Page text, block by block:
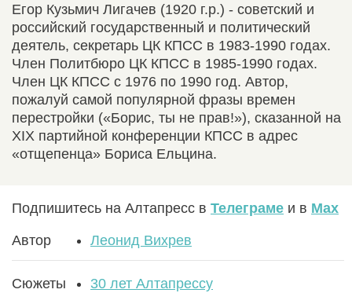
Егор Кузьмич Лигачев (1920 г.р.) - советский и
российский государственный и политический
деятель, секретарь ЦК КПСС в 1983-1990 годах.
Член Политбюро ЦК КПСС в 1985-1990 годах.
Член ЦК КПСС с 1976 по 1990 год. Автор,
пожалуй самой популярной фразы времен
перестройки («Борис, ты не прав!»), сказанной на
XIX партийной конференции КПСС в адрес
«отщепенца» Бориса Ельцина.
Подпишитесь на Алтапресс в Телеграме и в Max
Автор Леонид Вихрев
Сюжеты
30 лет Алтапрессу